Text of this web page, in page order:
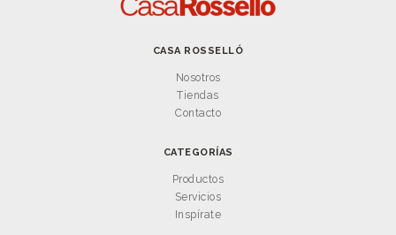
CASA ROSSELLÓ
Nosotros
Tiendas
Contacto
CATEGORÍAS
Productos
Servicios
Inspírate